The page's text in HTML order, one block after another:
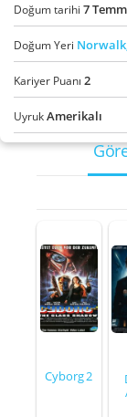
Doğum tarihi 7
Doğum Yeri
Kariyer Puanı 2
UyrukAmerikalı
Cyborg 2